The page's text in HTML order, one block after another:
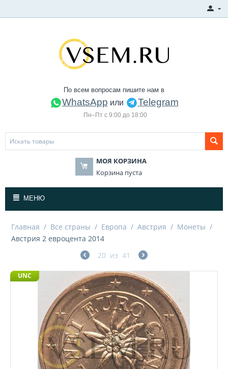
По всем вопросам пишите нам в
WhatsApp или Telegram
Пн–Пт с 9:00 до 18:00
МОЯ КОРЗИНА
Корзина пуста
МЕНЮ
Главная / Все страны / Европа / Австрия / Монеты /
Австрия 2 евроцента 2014
20 из 41
UNC